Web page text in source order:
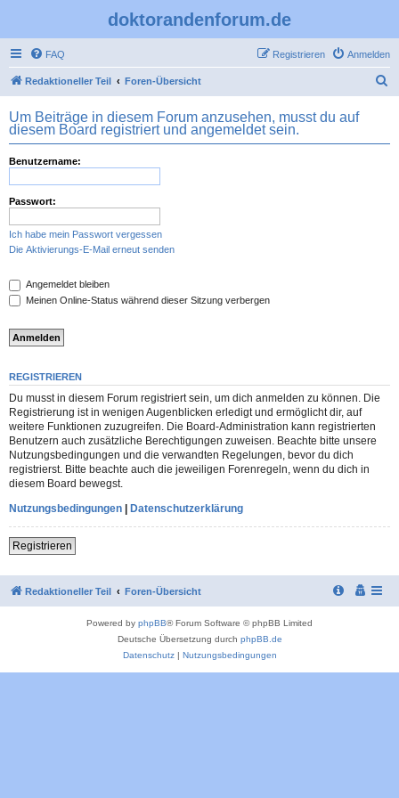
doktorandenforum.de
FAQ Anmelden
Registrieren
Redaktioneller Teil Foren-Übersicht
h
Um Beiträge in diesem Forum anzusehen, musst du auf
diesem Board registriert und angemeldet sein.
Benutzername:
Passwort:
Ich habe mein Passwort vergessen
Die Aktivierungs-E-Mail erneut senden
Angemeldet bleiben
Meinen Online-Status während dieser Sitzung verbergen
REGISTRIEREN
Du musst in diesem Forum registriert sein, um dich anmelden zu können. Die
Registrierung ist in wenigen Augenblicken erledigt und ermöglicht dir, auf
weitere Funktionen zuzugreifen. Die Board-Administration kann registrierten
Benutzern auch zusätzliche Berechtigungen zuweisen. Beachte bitte unsere
Nutzungsbedingungen und die verwandten Regelungen, bevor du dich
registrierst. Bitte beachte auch die jeweiligen Forenregeln, wenn du dich in
diesem Board bewegst.
Nutzungsbedingungen | Datenschutzerklärung
Registrieren
Redaktioneller Teil Foren-Übersicht
Powered by phpBB® Forum Software © phpBB Limited
Deutsche Übersetzung durch phpBB.de
Datenschutz| Nutzungsbedingungen